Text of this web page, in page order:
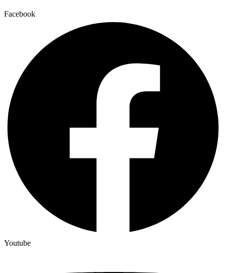
Facebook
Youtube